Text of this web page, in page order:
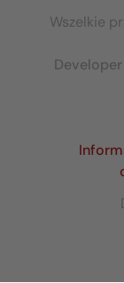
Wszelkie